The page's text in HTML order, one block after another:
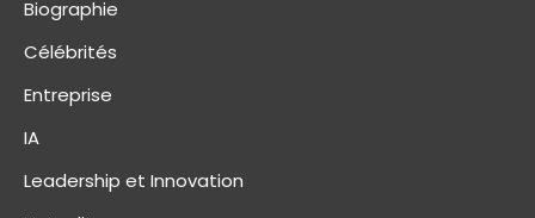
Biographie
Célébrités
Entreprise
IA
Leadership et Innovation